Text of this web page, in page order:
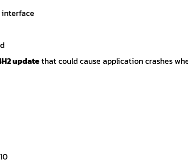
updatethat could cause application crashes